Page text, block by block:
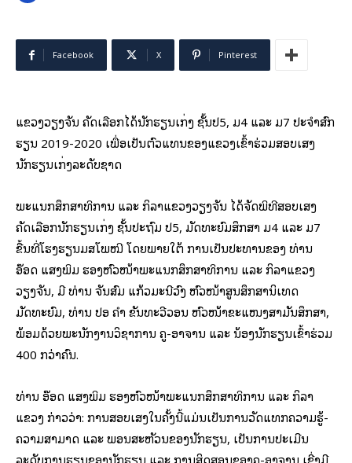
Facebook X Pinterest
ແຂວງວຽງຈັນ ຄັດເລືອກໄດ້ນັກຮຽນເກັ່ງ ຊັ້ນປ5, ມ4 ແລະ ມ7 ປະຈໍາສົກ
ຮຽນ 2019-2020 ເພື່ອເປັນຕົວແທນຂອງແຂວງເຂົ້າຮ່ວມສອບເສັງ
ນັກຮຽນເກັ່ງລະດັບຊາດ
ພະແນກສຶກສາທິການ ແລະ ກິລາແຂວງວຽງຈັນ ໄດ້ຈັດພິທີສອບເສັງ
ຄັດເລືອກນັກຮຽນເກັ່ງ ຊັ້ນປະຖົມ ປ5, ມັດທະຍົມສຶກສາ ມ4 ແລະ ມ7
ຂື້ນທີ່ໂຮງຮຽນມສໂພໝີ ໂດຍພາຍໃຕ້ ການເປັນປະທານຂອງ ທ່ານ
ອ໊ອດ ແສງພິມ ຮອງຫົວໜ້າພະແນກສຶກສາທິການ ແລະ ກິລາແຂວງ
ວຽງຈັນ, ມີ ທ່ານ ຈັນສົມ ແກ້ວມະນີວົງ ຫົວໜ້າສູນສຶກສານິເທດ
ມັດທະຍົມ, ທ່ານ ປອ ຄໍາ ຂັນທະວີວອນ ຫົວໜ້າຂະແໜງສາມັນສຶກສາ,
ພ້ອມດ້ວຍພະນັກງານວິຊາການ ຄູ-ອາຈານ ແລະ ນ້ອງນັກຮຽນເຂົ້າຮ່ວມ
400 ກວ່າຄົນ.
ທ່ານ ອ໊ອດ ແສງພິມ ຮອງຫົວໜ້າພະແນກສຶກສາທິການ ແລະ ກິລາ
ແຂວງ ກ່າວວ່າ: ການສອບເສັງໃນຄັ້ງນີ້ແມ່ນເປັນການວັດແທກຄວາມຮູ້-
ຄວາມສາມາດ ແລະ ພອນສະຫັວນຂອງນັກຮຽນ, ເປັນການປະເມີນ
ລະດັບການຮຽນຂອງນັກຮຽນ ແລະ ການສິດສອນຂອງຄູ-ອາຈານ ເຊີ່ງມີ